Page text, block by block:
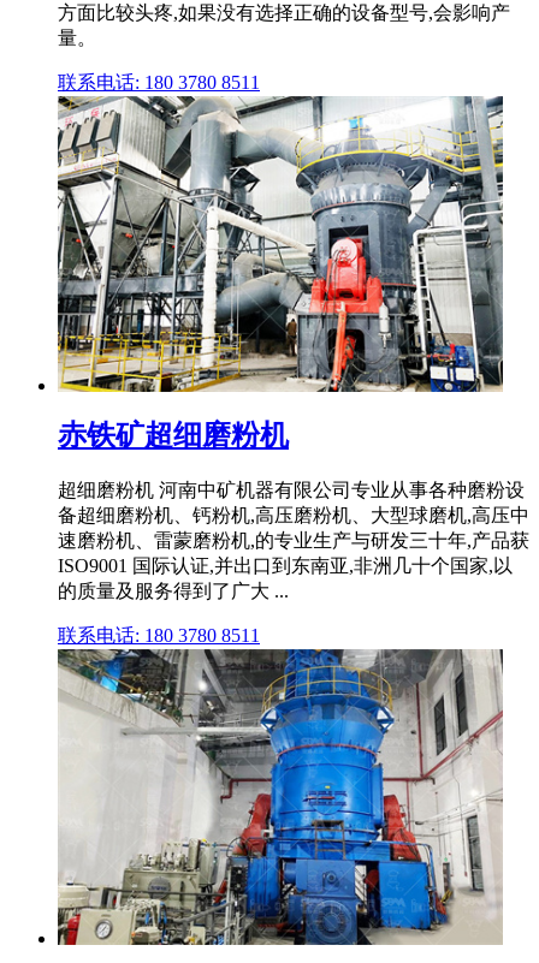
方面比较头疼,如果没有选择正确的设备型号,会影响产
量。
联系电话: 180 3780 8511
赤铁矿超细磨粉机
超细磨粉机 河南中矿机器有限公司专业从事各种磨粉设
备超细磨粉机、钙粉机,高压磨粉机、大型球磨机,高压中
速磨粉机、雷蒙磨粉机,的专业生产与研发三十年,产品获
ISO9001 国际认证,并出口到东南亚,非洲几十个国家,以
的质量及服务得到了广大 ...
联系电话: 180 3780 8511